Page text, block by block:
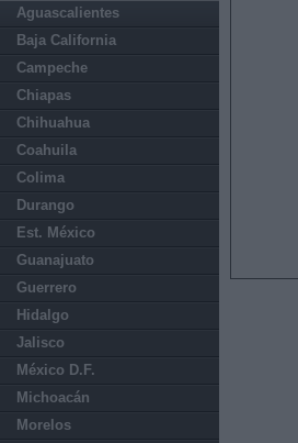
Aguascalientes
Baja California
Campeche
Chiapas
Chihuahua
Coahuila
Colima
Durango
Est. México
Guanajuato
Guerrero
Hidalgo
Jalisco
México D.F.
Michoacán
Morelos